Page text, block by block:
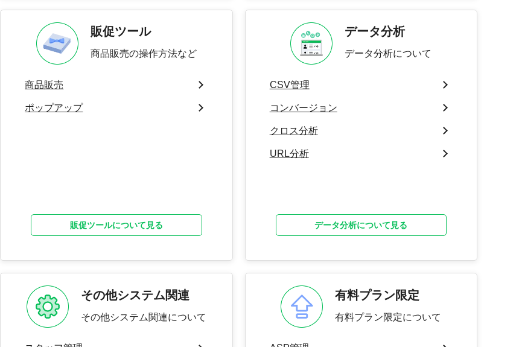
販促ツール
商品販売の操作方法など
商品販売
ポップアップ
販促ツールについて見る
データ分析
データ分析について
CSV管理
コンバージョン
クロス分析
URL分析
データ分析について見る
その他システム関連
その他システム関連について
有料プラン限定
有料プラン限定について